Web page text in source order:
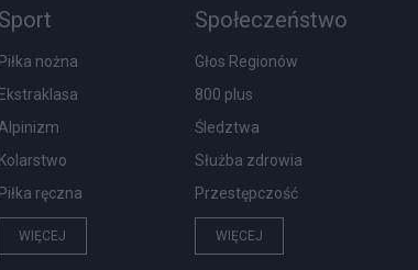
Sport
Piłka nożna
Ekstraklasa
Alpinizm
Kolarstwo
Piłka ręczna
WIĘCEJ
Społeczeństwo
Głos Regionów
800 plus
Śledztwa
Służba zdrowia
Przestępczość
WIĘCEJ